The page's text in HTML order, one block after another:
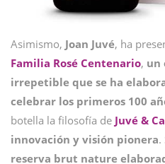
Asimismo, Joan Juvé, ha
Familia Rosé Centenario, un
irrepetible que se ha
celebrar los primeros 100
botella la filosofía de Juvé &
innovación y visión pionera.
reserva brut nature